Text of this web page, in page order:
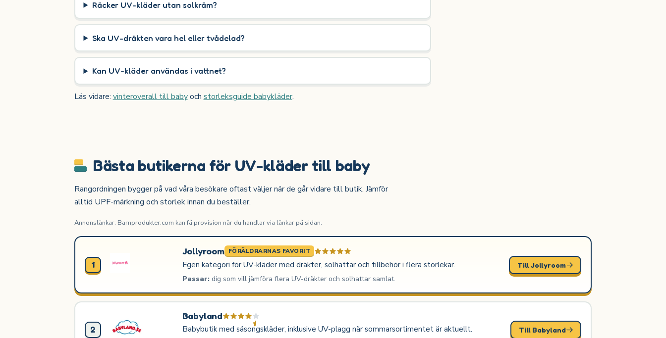
Räcker UV-kläder utan solkräm?
Ska UV-dräkten vara hel eller tvådelad?
Kan UV-kläder användas i vattnet?
Läs vidare: vinteroverall till babyoch storleksguide babykläder.
Bästa butikerna för UV-kläder till baby
Rangordningen bygger på vad våra besökare oftast väljer när de går vidare till butik. Jämför
alltid UPF-märkning och storlek innan du beställer.
Annonslänkar: Barnprodukter.com kan få provision när du handlar via länkar på sidan.
1
Jollyroom FÖRÄLDRARNAS FAVORIT
Egen kategori för UV-kläder med dräkter, solhattar och tillbehör i flera storlekar.
Passar:dig som vill jämföra flera UV-dräkter och solhattar samlat.
Till Jollyroom
2
Babyland
Babybutik med säsongskläder, inklusive UV-plagg när sommarsortimentet är aktuellt. Till Babyland